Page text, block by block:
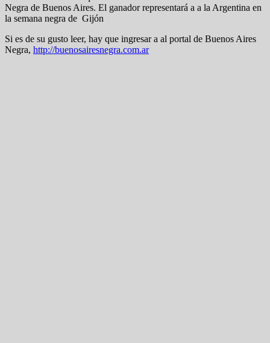
Negra de Buenos Aires. El ganador representará a a la Argentina en
la semana negra de Gijón
Si es de su gusto leer, hay que ingresar a al portal de Buenos Aires
Negra, http://buenosairesnegra.com.ar